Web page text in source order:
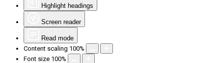
Highlight headings
Screen reader
Read mode
Content scaling 100%
Font size 100%